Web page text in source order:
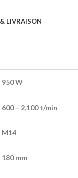
LIVRAISON
950 W
600 – 2,100 t/min
M14
180 mm